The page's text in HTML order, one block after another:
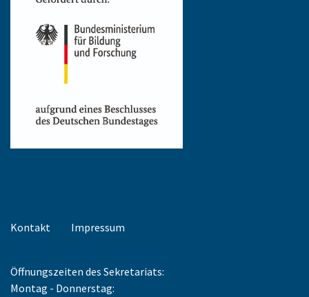
Kontakt Impressum
Öffnungszeiten des Sekretariats:
Montag - Donnerstag: